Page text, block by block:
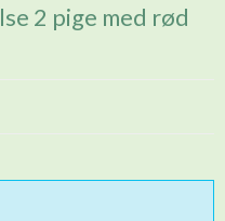
2 pige med rød